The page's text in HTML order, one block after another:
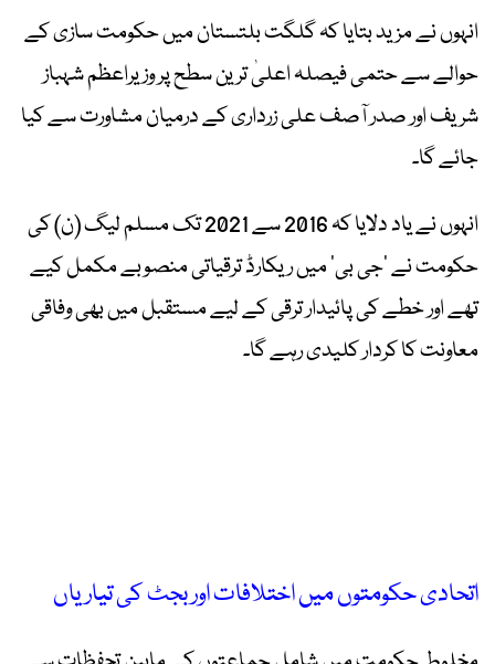
انہوں نے مزید بتایا کہ گلگت بلتستان میں حکومت سازی کے
حوالے سے حتمی فیصلہ اعلیٰ ترین سطح پر وزیراعظم شہباز
شریف اور صدر آصف علی زرداری کے درمیان مشاورت سے کیا
جائے گا۔
انہوں نے یاد دلایا کہ 2016 سے 2021 تک مسلم لیگ (ن) کی
حکومت نے ’جی بی‘ میں ریکارڈ ترقیاتی منصوبے مکمل کیے
تھے اور خطے کی پائیدار ترقی کے لیے مستقبل میں بھی وفاقی
معاونت کا کردار کلیدی رہے گا۔
اتحادی حکومتوں میں اختلافات اور بجٹ کی تیاریاں